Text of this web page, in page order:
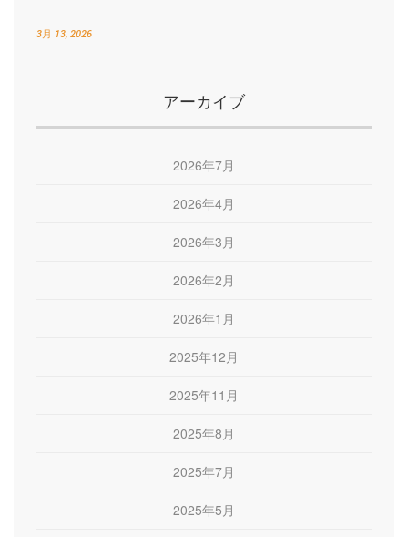
3月 13, 2026
アーカイブ
2026年7月
2026年4月
2026年3月
2026年2月
2026年1月
2025年12月
2025年11月
2025年8月
2025年7月
2025年5月